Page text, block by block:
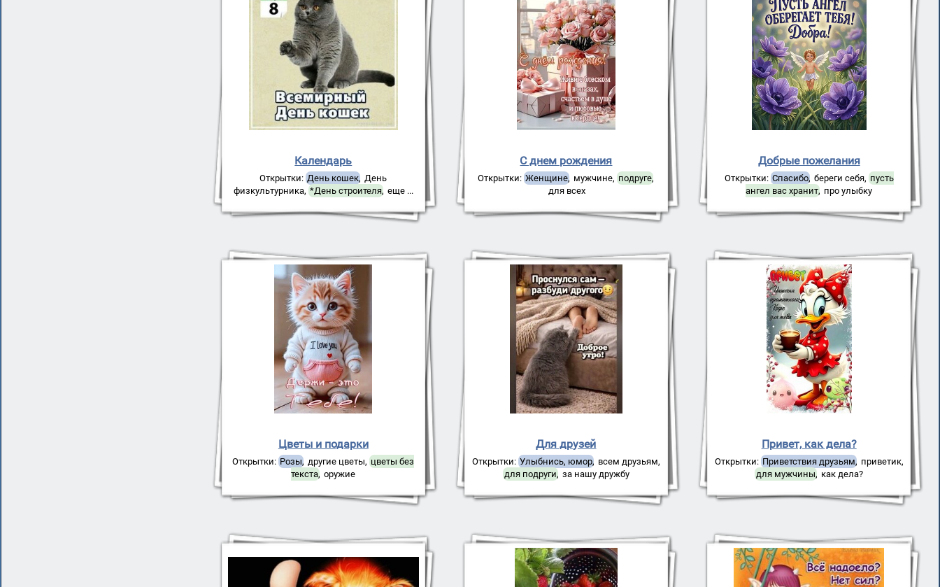
Календарь
Открытки:День кошек, День
физкультурника, *День строителя, еще ...
C днем рождения
Открытки:Женщине, мужчине,подруге,
для всех
Добрые пожелания
Открытки: Спасибо, береги себя, пусть
ангел вас хранит, про улыбку
Цветы и подарки
Открытки:Розы, другие цветы,цветы без
текста, оружие
Для друзей
Открытки: Улыбнись, юмор, всем друзьям,
для подруги, за нашу дружбу
Привет, как дела?
Открытки: Приветствия друзьям, приветик,
для мужчины, как дела?